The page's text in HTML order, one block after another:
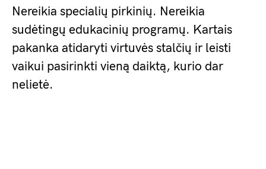
Nereikia specialių pirkinių. Nereikia
sudėtingų edukacinių programų. Kartais
pakanka atidaryti virtuvės stalčių ir leisti
vaikui pasirinkti vieną daiktą, kurio dar
nelietė.